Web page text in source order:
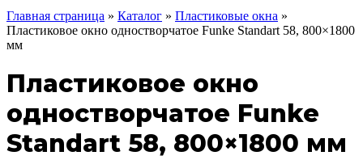
Главная страница » Каталог » Пластиковые окна »
Пластиковое окно одностворчатое Funke Standart 58, 800×1800
мм
Пластиковое окно
одностворчатое Funke
Standart 58, 800×1800 мм